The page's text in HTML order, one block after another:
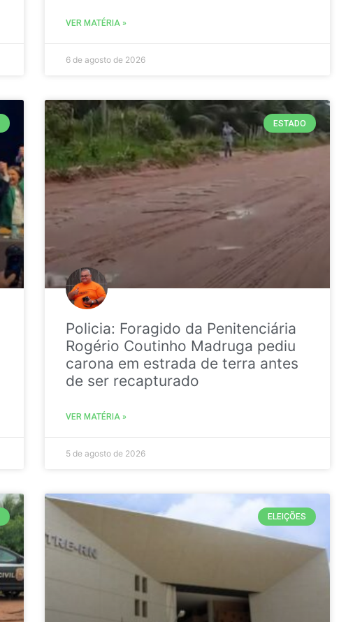
VER MATÉRIA »
6 de agosto de 2026
ESTADO
Policia: Foragido da Penitenciária
Rogério Coutinho Madruga pediu
carona em estrada de terra antes
de ser recapturado
VER MATÉRIA »
5 de agosto de 2026
ELEIÇÕES